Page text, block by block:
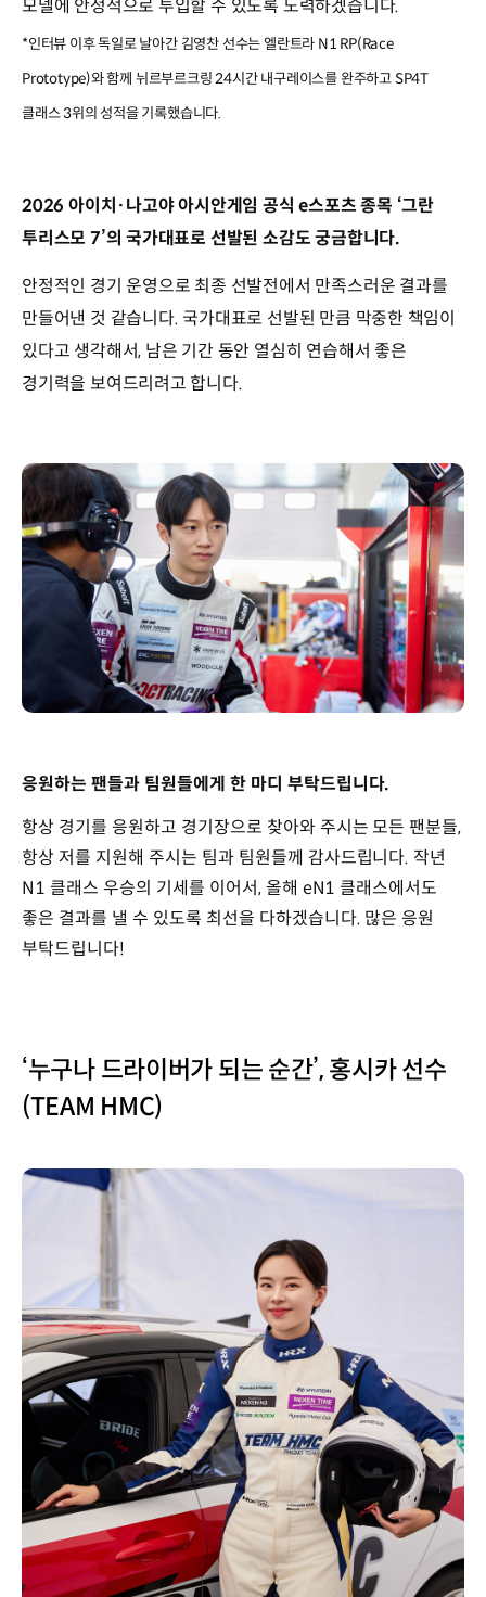
모델에 안정적으로 투입할 수 있도록 노력하겠습니다.
*인터뷰 이후 독일로 날아간 김영찬 선수는 엘란트라 N1 RP(Race
Prototype)와 함께 뉘르부르크링 24시간 내구레이스를 완주하고 SP4T
클래스 3위의 성적을 기록했습니다.
2026 아이치·나고야 아시안게임 공식 e스포츠 종목 ‘그란
투리스모 7’의 국가대표로 선발된 소감도 궁금합니다.
안정적인 경기 운영으로 최종 선발전에서 만족스러운 결과를
만들어낸 것 같습니다. 국가대표로 선발된 만큼 막중한 책임이
있다고 생각해서, 남은 기간 동안 열심히 연습해서 좋은
경기력을 보여드리려고 합니다.
응원하는 팬들과 팀원들에게 한 마디 부탁드립니다.
항상 경기를 응원하고 경기장으로 찾아와 주시는 모든 팬분들,
항상 저를 지원해 주시는 팀과 팀원들께 감사드립니다. 작년
N1 클래스 우승의 기세를 이어서, 올해 eN1 클래스에서도
좋은 결과를 낼 수 있도록 최선을 다하겠습니다. 많은 응원
부탁드립니다!
‘누구나 드라이버가 되는 순간’, 홍시카 선수
(TEAM HMC)